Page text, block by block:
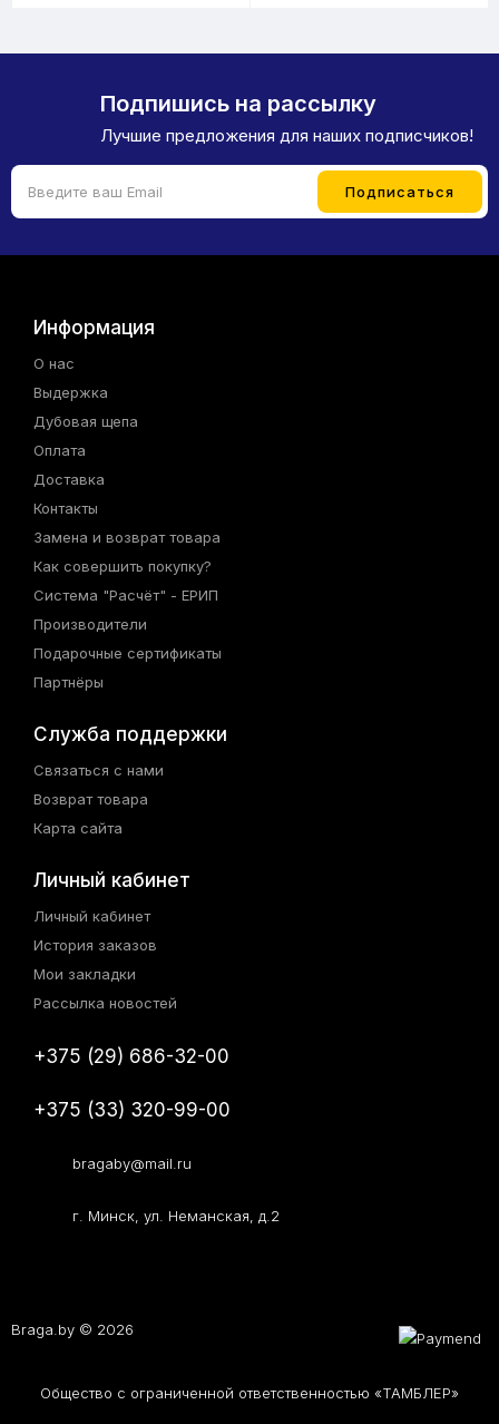
Подпишись на рассылку
Лучшие предложения для наших подписчиков!
Информация
О нас
Выдержка
Дубовая щепа
Оплата
Доставка
Контакты
Замена и возврат товара
Как совершить покупку?
Система "Расчёт" - ЕРИП
Производители
Подарочные сертификаты
Партнёры
Служба поддержки
Связаться с нами
Возврат товара
Карта сайта
Личный кабинет
Личный кабинет
История заказов
Мои закладки
Рассылка новостей
+375 (29) 686-32-00
+375 (33) 320-99-00
bragaby@mail.ru
г. Минск, ул. Неманская, д.2
Braga.by © 2026
Общество с ограниченной ответственностью «ТАМБЛЕР»